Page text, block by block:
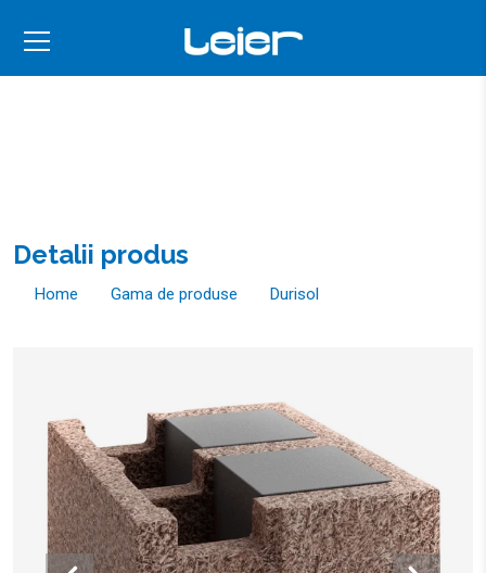
Detalii produs
Home Gama de produse Durisol